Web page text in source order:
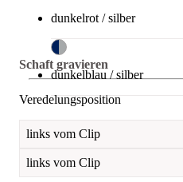
dunkelrot / silber
dunkelblau / silber
Schaft gravieren
Veredelungsposition
links vom Clip
links vom Clip